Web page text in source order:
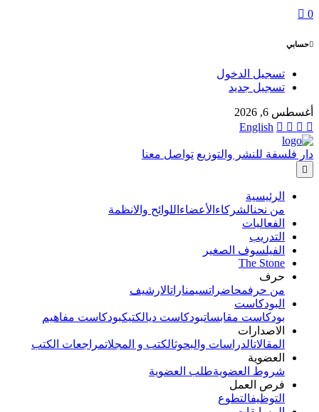
0
حسابي
تسجيل الدخول
تسجيل جديد
أغسطس 6, 2026
English
دار فلسفة للنشر والتوزيع تواصل معنا
الرئيسية
من نحنالشركاء الأعضاء اللوائح والانظمة
الفعاليات
التدريب
الفيلسوف الصغير
The Stone
حرف
من حرفمحاضراتسيمناراتالارشيف
البودكاست
بودكاست مقابساتبودكاست ديالكتيكبودكاست مفاهيم
الاصدارات
المقالاتالدراسات والبحوثالكتب و المجلاتمراجعات الكتب
العضوية
شروط العضويةطلب العضوية
فرص العمل
التوظيفالتطوع